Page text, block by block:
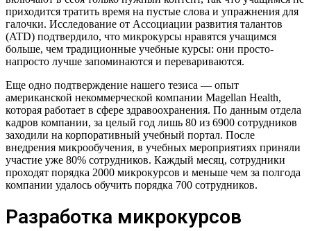
приходится тратить время на пустые слова и упражнения для
галочки. Исследование от Ассоциации развития талантов
(ATD) подтвердило, что микрокурсы нравятся учащимся
больше, чем традиционные учебные курсы: они просто-
напросто лучше запоминаются и перевариваются.
Еще одно подтверждение нашего тезиса — опыт
американской некоммерческой компании Magellan Health,
которая работает в сфере здравоохранения. По данным отдела
кадров компании, за целый год лишь 80 из 6900 сотрудников
заходили на корпоративный учебный портал. После
внедрения микрообучения, в учебных мероприятиях приняли
участие уже 80% сотрудников. Каждый месяц, сотрудники
проходят порядка 2000 микрокурсов и меньше чем за полгода
компании удалось обучить порядка 700 сотрудников.
Разработка микрокурсов